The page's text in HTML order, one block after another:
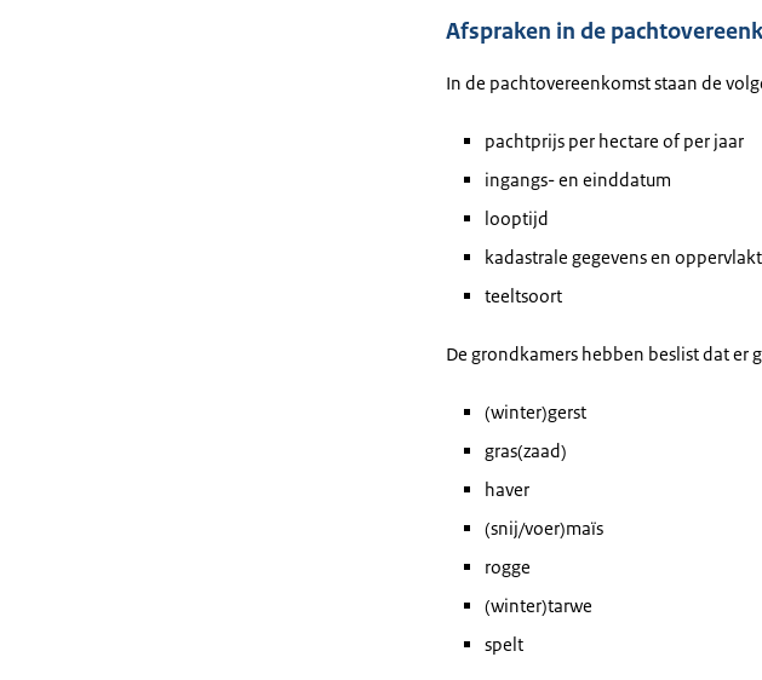
Afspraken in de
In de pachtovereenkomst staan de
pachtprijs per hectare of per jaar
ingangs- en einddatum
looptijd
kadastrale gegevens en
teeltsoort
De grondkamers hebben beslist dat er
(winter)gerst
gras(zaad)
haver
(snij/voer)maïs
rogge
(winter)tarwe
spelt